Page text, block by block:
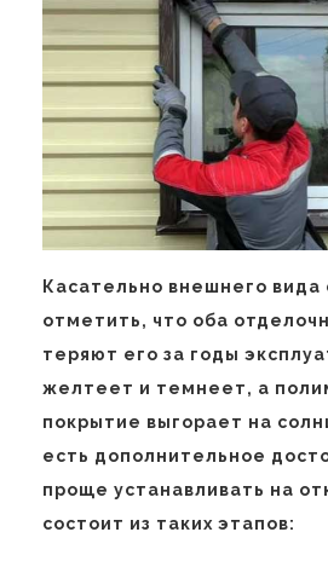
Касательно внешнего вида
отметить, что оба
теряют его за годы
желтеет и темнеет, а
покрытие выгорает на
есть дополнительное
проще устанавливать на
состоит из таких этапов: